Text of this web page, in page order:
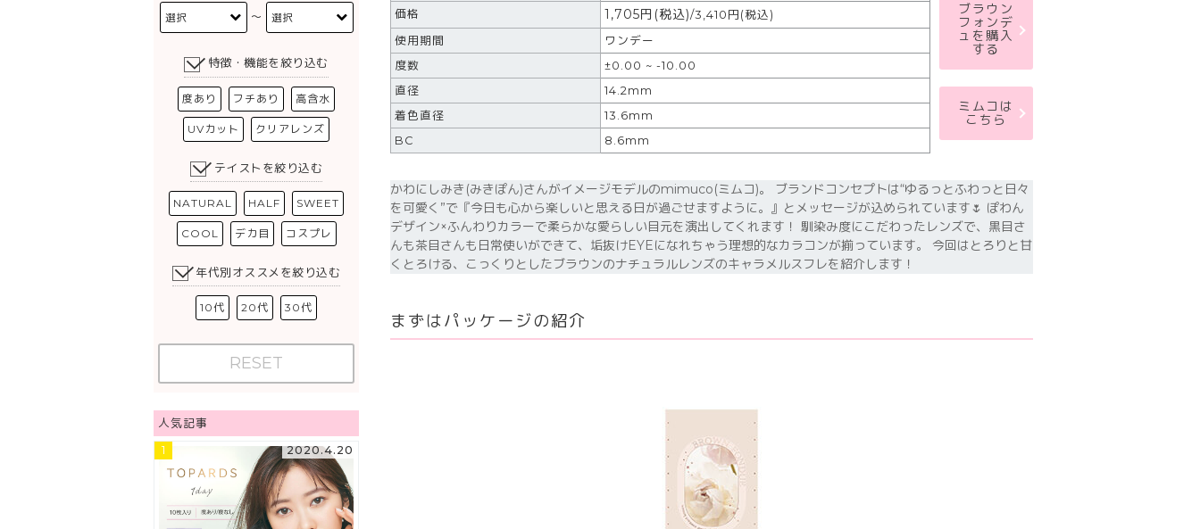
〜
特徴・機能を絞り込む
度あり フチあり 高含水
UVカット クリアレンズ
テイストを絞り込む
NATURAL HALF SWEET
COOL デカ目 コスプレ
年代別オススメを絞り込む
10代 20代 30代
RESET
人気記事
1
2020.4.20
価格
1,705円 (税込)/3,410円(税込)
使用期間
ワンデー
度数
±0.00 ~ -10.00
直径
14.2mm
着色直径
13.6mm
BC
8.6mm
ブラウン
フォンデ
ュを購入
する
ミムコは
こちら
かわにしみき(みきぽん)さんがイメージモデルのmimuco(ミムコ)。 ブランドコンセプトは“ゆるっとふわっと日々
を可愛く”で『今日も心から楽しいと思える日が過ごせますように。』とメッセージが込められています🌷 ぽわん
デザイン×ふんわりカラーで柔らかな愛らしい目元を演出してくれます！ 馴染み度にこだわったレンズで、黒目さ
んも茶目さんも日常使いができて、垢抜けEYEになれちゃう理想的なカラコンが揃っています。 今回はとろりと甘
くとろける、こっくりとしたブラウンのナチュラルレンズのキャラメルスフレを紹介します！
まずはパッケージの紹介